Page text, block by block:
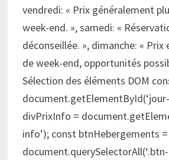
vendredi: « Prix généralement
week-end. », samedi: «
déconseillée. », dimanche: « Prix
de week-end, opportunités
Sélection des éléments DOM
divPrixInfo =
info’); const btnHebergements =